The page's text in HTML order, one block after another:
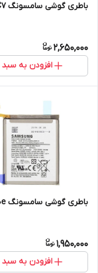
باطری گوشی سامسونگ C7
2,650,000
افزودن به سبد
باطری گوشی سامسونگ A20e
1,950,000
افزودن به سبد